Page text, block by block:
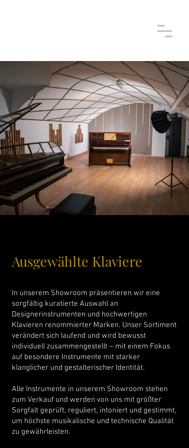
Ausgewählte Klaviere
In unserem Showroom präsentieren wir eine
sorgfältig kuratierte Auswahl an
Designerinstrumenten und hochwertigen
Klavieren renommierter Marken. Unser Sortiment
verändert sich laufend und wird bewusst
individuell zusammengestellt – mit einem Fokus
auf besondere Instrumente mit starker
klanglicher und gestalterischer Identität.
Alle Instrumente in unserem Showroom stehen
zum Verkauf und werden von uns mit größter
Sorgfalt geprüft, reguliert, intoniert und gestimmt,
um höchste musikalische und technische Qualität
zu gewährleisten.